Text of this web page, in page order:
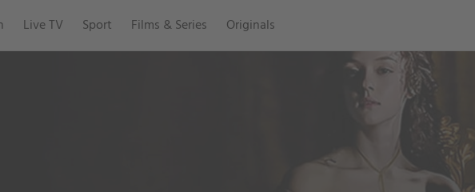
Live TV Sport Films & Series Originals